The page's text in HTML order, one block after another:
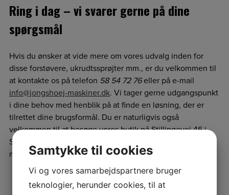
Ring i dag – vi svarer gerne på dine
spørgsmål
Hvis du ønsker at vide mere om vores udvalg inden for
disse forstøvere, ukrudtssprøjter mm., er du velkommen til
at kontakte os på telefon 58 54 72 76eller på e-mail
info@jongshoej-maskiner.dk. Vi tager gerne udgangspunkt
i dine behov med henblik på at finde en løsning, der er
tilrettet dine brugsformål. Du er naturligvis også
velkommen til at besøge vores butik på Stillingevej 46 i
Slagelse, hvor du kan opleve vores store udvalg af
maskiner og tilbehør. Vi ser frem til at hjælpe dig.
Samtykke til cookies
Vi og vores samarbejdspartnere bruger
teknologier, herunder cookies, til at